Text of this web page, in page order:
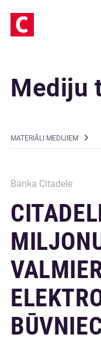
Mediju
MATERIĀLI MEDIJIEM
Banka Citadele